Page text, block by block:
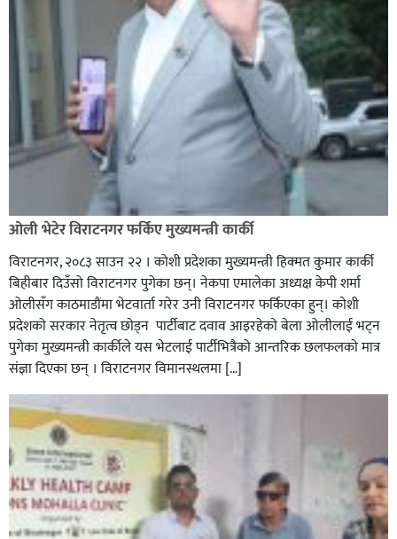
ओली भेटेर विराटनगर फर्किए मुख्यमन्त्री कार्की
विराटनगर, २०८३ साउन २२ । कोशी प्रदेशका मुख्यमन्त्री हिक्मत कुमार कार्की
बिहीबार दिउँसो विराटनगर पुगेका छन्। नेकपा एमालेका अध्यक्ष केपी शर्मा
ओलीसँग काठमाडौंमा भेटवार्ता गरेर उनी विराटनगर फर्किएका हुन्। काेशी
प्रदेशकाे सरकार नेतृत्व छाेड्न पार्टीबाट दवाव आइरहेकाे बेला ओलीलाई भट्न
पुगेका मुख्यमन्त्री कार्कीले यस भेटलाई पार्टीभित्रैको आन्तरिक छलफलकाे मात्र
संज्ञा दिएका छन् । विराटनगर विमानस्थलमा […]